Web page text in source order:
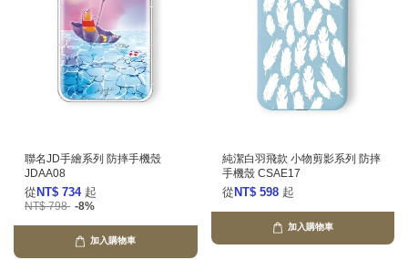
聯名JD手繪系列 防摔手機殼
JDAA08
從 NT$ 734 起
NT$ 798 -8%
加入購物車
純潔白羽飛款 小物剪影系列 防摔
手機殼 CSAE17
從 NT$ 598 起
加入購物車